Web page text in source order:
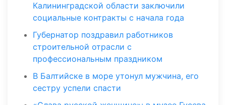
Калининградской области заключили
социальные контракты с начала года
Губернатор поздравил работников
строительной отрасли с
профессиональным праздником
В Балтийске в море утонул мужчина, его
сестру успели спасти